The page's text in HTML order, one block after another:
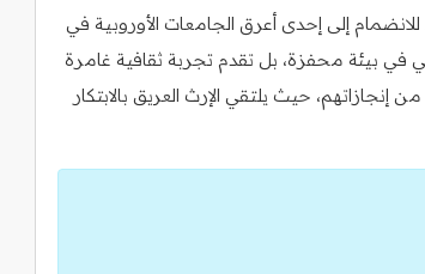
إلى إحدى أعرق الجامعات الأوروبية في
في بيئة محفزة، بل تقدم تجربة ثقافية غامرة
حيث يلتقي الإرث العريق بالابتكار